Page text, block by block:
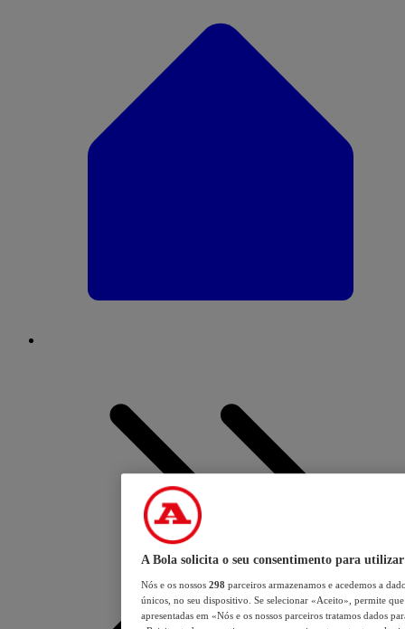
A Bola solicita o seu consentimento para utilizar
Nós e os nossos 298 parceiros armazenamos e acedemos a
únicos, no seu dispositivo. Se selecionar «Aceito», permite
apresentadas em «Nós e os nossos parceiros tratamos dados